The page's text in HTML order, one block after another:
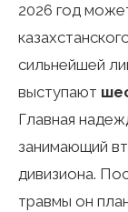
2026 год
сильнейшей
выступают
Главная
занимающий
дивизиона.
травмы он